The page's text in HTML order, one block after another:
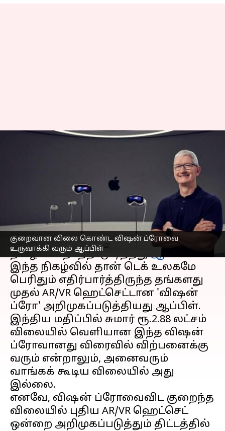
குறைவான விலை கொண்ட விஷன் ப்ரோவை
உருவாக்கி வரும் ஆப்பிள்
விலை குறைவான AR/VR
ஹெட்செட்டை உருவாக்கி
வரும் ஆப்பிள்!
Prasanna Venkatesh Jun 12, 2023 04:34 pm
செய்தி முன்னோட்டம்
கடந்த வாரம் தங்களுடைய WWDC 2023
நிகழ்வை நடத்தி முடித்ததுஆப்பிள்.
இந்த நிகழ்வில் தான் டெக் உலகமே
பெரிதும் எதிர்பார்த்திருந்த தங்களது
முதல் AR/VR ஹெட்செட்டான 'விஷன்
ப்ரோ' அறிமுகப்படுத்தியது ஆப்பிள்.
இந்திய மதிப்பில் சுமார் ரூ.2.88 லட்சம்
விலையில் வெளியான இந்த விஷன்
ப்ரோவானது விரைவில் விற்பனைக்கு
வரும் என்றாலும், அனைவரும்
வாங்கக் கூடிய விலையில் அது
இல்லை.
எனவே, விஷன் ப்ரோவைவிட குறைந்த
விலையில் புதிய AR/VR ஹெட்செட்
ஒன்றை அறிமுகப்படுத்தும் திட்டத்தில்